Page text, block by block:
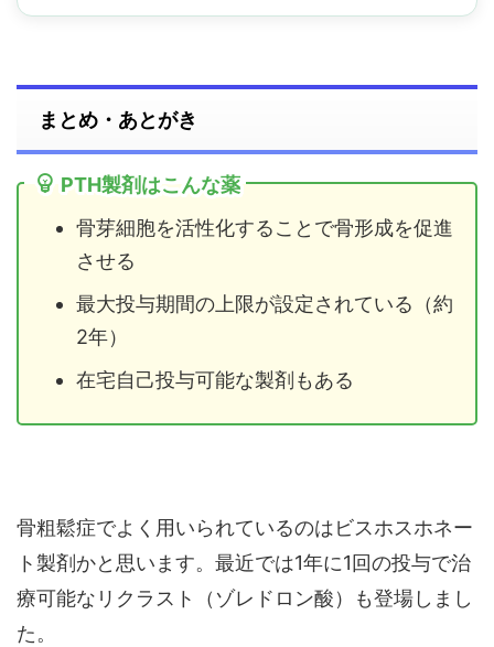
まとめ・あとがき
PTH製剤はこんな薬
骨芽細胞を活性化することで骨形成を促進
させる
最大投与期間の上限が設定されている（約
2年）
在宅自己投与可能な製剤もある
骨粗鬆症でよく用いられているのはビスホスホネー
ト製剤かと思います。最近では1年に1回の投与で治
療可能なリクラスト（ゾレドロン酸）も登場しまし
た。